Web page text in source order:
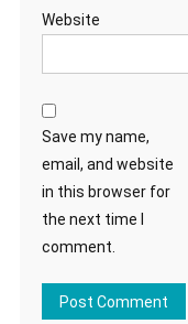
Website
Save my name,
email, and website
in this browser for
the next time I
comment.